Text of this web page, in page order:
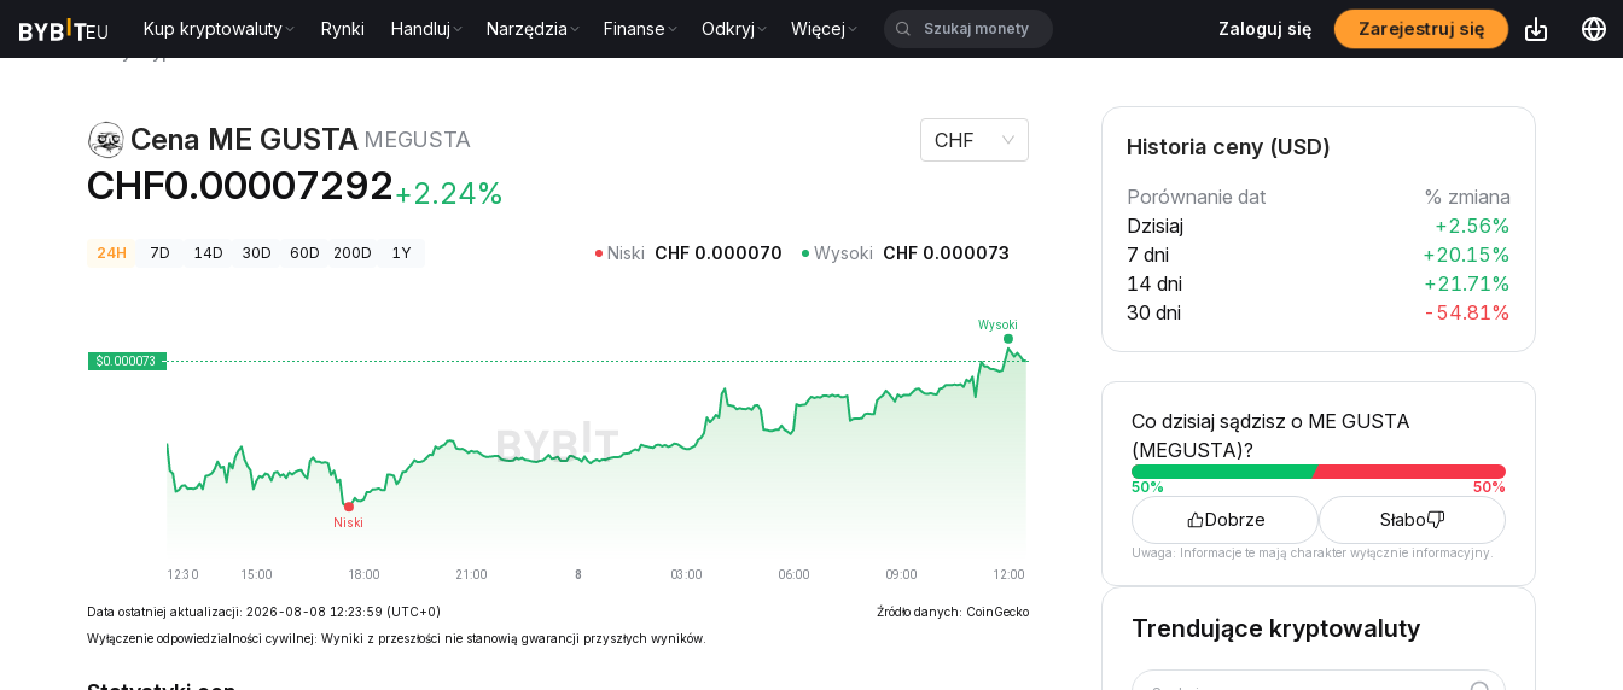
Kup kryptowaluty Rynki Handluj Narzędzia Finanse Odkryj Więcej Zaloguj się Zarejestruj się
Cena ME GUSTA MEGUSTA
CHF0.00007292+2.24%
CHF
24H 7D 14D 30D 60D 200D 1Y Niski CHF 0.000070 Wysoki CHF 0.000073
Data ostatniej aktualizacji: 2026-08-08 12:23:59 (UTC+0)
Źródło danych: CoinGecko
Wyłączenie odpowiedzialności cywilnej: Wyniki z przeszłości nie stanowią gwarancji przyszłych wyników.
Historia ceny (USD)
Porównanie dat
% zmiana
Dzisiaj
+2.56%
7 dni
+20.15%
14 dni
+21.71%
30 dni
-54.81%
Co dzisiaj sądzisz o ME GUSTA
(MEGUSTA)?
50% 50%
Dobrze Słabo
Uwaga: Informacje te mają charakter wyłącznie informacyjny.
Trendujące kryptowaluty